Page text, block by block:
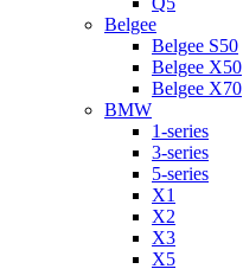
Belgee
Belgee S50
Belgee X50
Belgee X70
BMW
1-series
3-series
5-series
X1
X2
X3
X5